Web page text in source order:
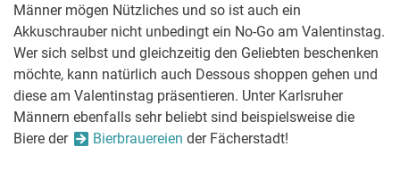
Männer mögen Nützliches und so ist auch ein
Akkuschrauber nicht unbedingt ein No-Go am Valentinstag.
Wer sich selbst und gleichzeitig den Geliebten beschenken
möchte, kann natürlich auch Dessous shoppen gehen und
diese am Valentinstag präsentieren. Unter Karlsruher
Männern ebenfalls sehr beliebt sind beispielsweise die
Biere der
Bierbrauereien der Fächerstadt!